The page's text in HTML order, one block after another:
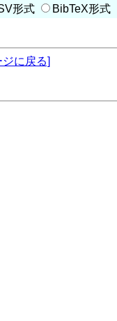
形式 BibTeX形式
に戻る]